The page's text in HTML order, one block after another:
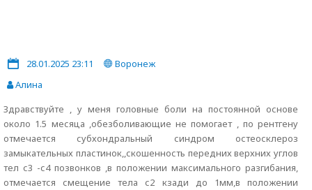
28.01.2025 23:11
Воронеж
Алина
Здравствуйте , у меня головные боли на постоянной основе
около 1.5 месяца ,обезболивающие не помогает , по рентгену
отмечается субхондральный синдром остеосклероз
замыкательных пластинок,,скошенность передних верхних углов
тел с3 -с4 позвонков ,в положении максимального разгибания,
отмечается смещение тела с2 кзади до 1мм,в положении